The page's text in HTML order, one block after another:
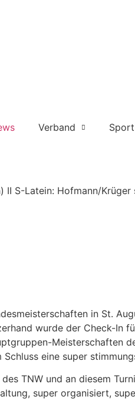
Verband Sport
II S-Latein: Hofmann/
in St.
wurde der Check-In
Meisterschaften
eine super
TNW und an diesem
super organisiert,